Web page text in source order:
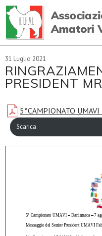
31 Luglio 2021
PRESIDENT
5°CAMPIONATO
Scarica